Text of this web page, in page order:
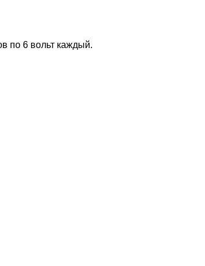
по 6 вольт каждый.